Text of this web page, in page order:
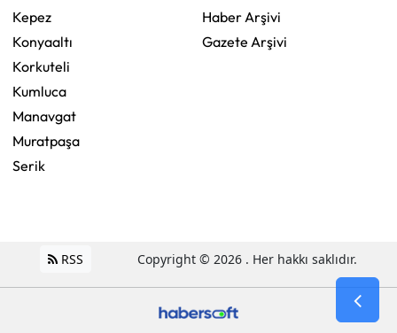
Kepez
Konyaaltı
Korkuteli
Kumluca
Manavgat
Muratpaşa
Serik
Haber Arşivi
Gazete Arşivi
RSS Copyright © 2026 . Her hakkı saklıdır.